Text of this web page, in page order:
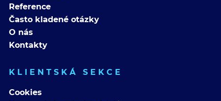
Reference
Často kladené otázky
O nás
Kontakty
KLIENTSKÁ SEKCE
Cookies